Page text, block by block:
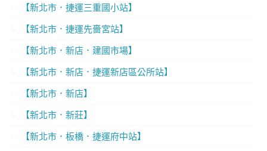
【新北市．捷運三重國小站】
【新北市．捷運先嗇宮站】
【新北市．新店．建國市場】
【新北市．新店．捷運新店區公所站】
【新北市．新店】
【新北市．新莊】
【新北市．板橋．捷運府中站】